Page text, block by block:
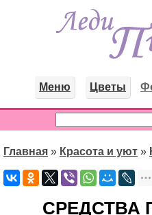
Меню Цветы
Главная » Красота и уют »
СРЕДСТВА